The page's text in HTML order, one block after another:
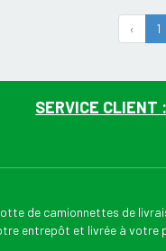
‹ 1
SERVICE CLIENT :
de camionnettes de
entrepôt et livrée à